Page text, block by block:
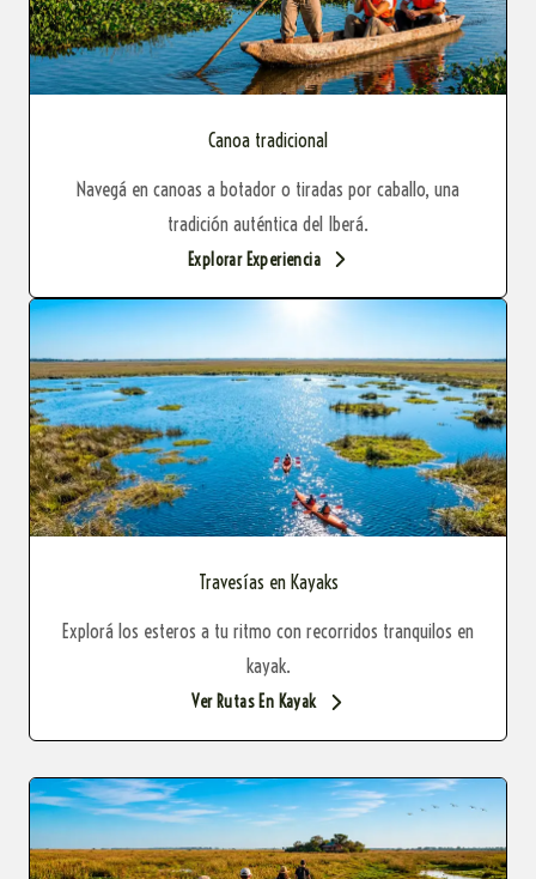
Canoa tradicional
Navegá en canoas a botador o tiradas por caballo, una
tradición auténtica del Iberá.
Explorar Experiencia
Travesías en Kayaks
Explorá los esteros a tu ritmo con recorridos tranquilos en
kayak.
Ver Rutas En Kayak